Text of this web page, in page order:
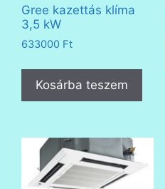
Gree kazettás klíma
3,5 kW
633000 Ft
Kosárba teszem